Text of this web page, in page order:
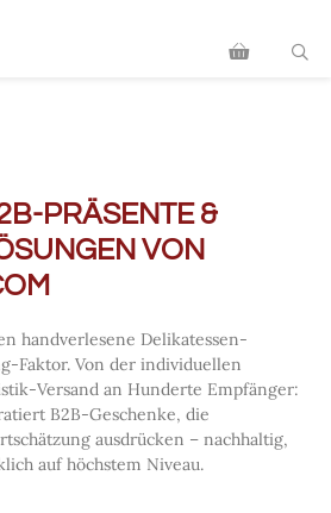
PRÄSENTE &
VON
handverlesene Delikatessen-
Faktor. Von der individuellen
Versand an Hunderte Empfänger:
B2B-Geschenke, die
ausdrücken – nachhaltig,
auf höchstem Niveau.